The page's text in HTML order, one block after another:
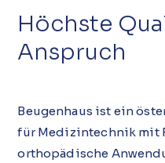
Höchste
Anspruch
Beugenhaus ist ein
für Medizintechnik mit
orthopädische